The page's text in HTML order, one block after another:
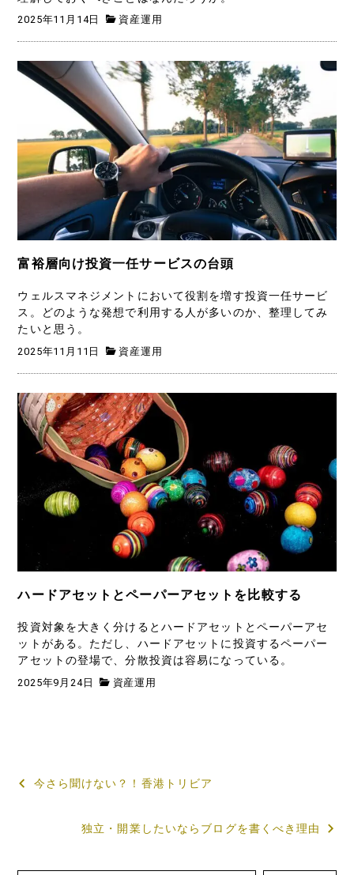
2025年11月14日 資産運用
富裕層向け投資一任サービスの台頭
ウェルスマネジメントにおいて役割を増す投資一任サービ
ス。どのような発想で利用する人が多いのか、整理してみ
たいと思う。
2025年11月11日 資産運用
ハードアセットとペーパーアセットを比較する
投資対象を大きく分けるとハードアセットとペーパーアセ
ットがある。ただし、ハードアセットに投資するペーパー
アセットの登場で、分散投資は容易になっている。
2025年9月24日 資産運用
投
今さら聞けない？！香港トリビア
独立・開業したいならブログを書くべき理由